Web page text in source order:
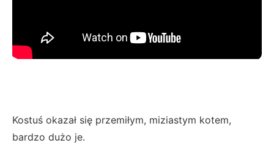
Kostuś okazał się przemiłym, miziastym kotem,
bardzo dużo je.